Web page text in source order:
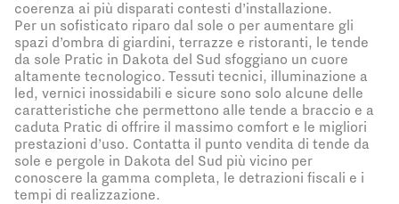
coerenza ai più disparati contesti d’installazione.
Per un sofisticato riparo dal sole o per aumentare gli
spazi d’ombra di giardini, terrazze e ristoranti, le tende
da sole Pratic in Dakota del Sud sfoggiano un cuore
altamente tecnologico. Tessuti tecnici, illuminazione a
led, vernici inossidabili e sicure sono solo alcune delle
caratteristiche che permettono alle tende a braccio e a
caduta Pratic di offrire il massimo comfort e le migliori
prestazioni d’uso. Contatta il punto vendita di tende da
sole e pergole in Dakota del Sud più vicino per
conoscere la gamma completa, le detrazioni fiscali e i
tempi di realizzazione.